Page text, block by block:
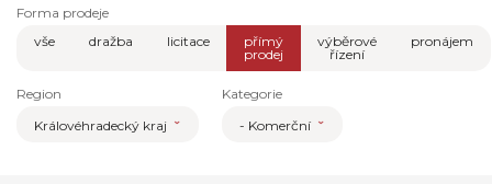
Forma prodeje
vše
dražba licitace
přímý
prodej
výběrové
řízení
pronájem
Region
Královéhradecký kraj
Kategorie
- Komerční